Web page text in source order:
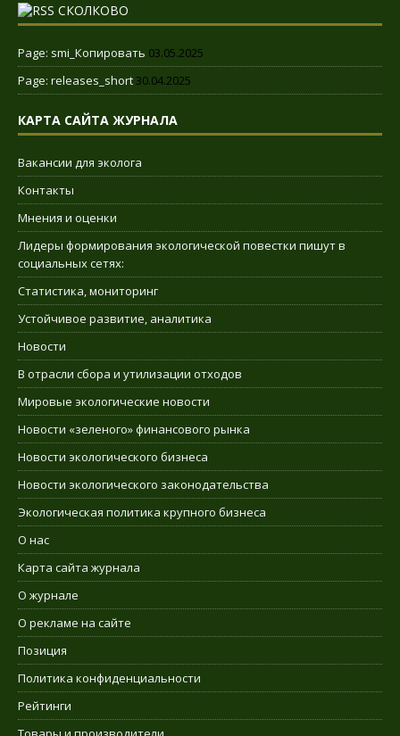
СКОЛКОВО
Page: smi_Копировать 03.05.2025
Page: releases_short 30.04.2025
КАРТА САЙТА ЖУРНАЛА
Вакансии для эколога
Контакты
Мнения и оценки
Лидеры формирования экологической повестки пишут в
социальных сетях:
Статистика, мониторинг
Устойчивое развитие, аналитика
Новости
В отрасли сбора и утилизации отходов
Мировые экологические новости
Новости «зеленого» финансового рынка
Новости экологического бизнеса
Новости экологического законодательства
Экологическая политика крупного бизнеса
О нас
Карта сайта журнала
О журнале
О рекламе на сайте
Позиция
Политика конфиденциальности
Рейтинги